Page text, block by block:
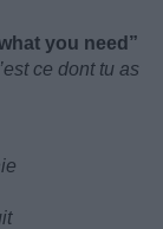
you need”
ce dont tu as